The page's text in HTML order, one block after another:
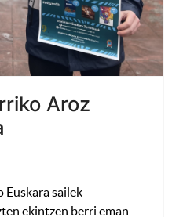
Aroz
Euskara sailek
ekintzen berri eman